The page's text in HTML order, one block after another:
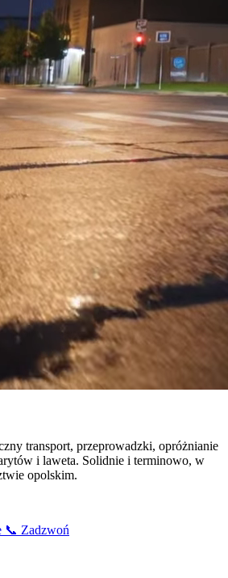
transport, przeprowadzki, opróżnianie
i laweta. Solidnie i terminowo, w
opolskim.
📞 Zadzwoń